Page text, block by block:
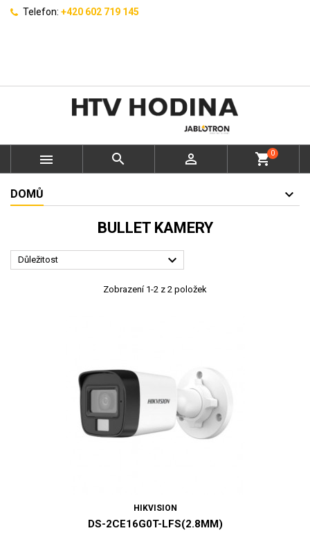
Telefon: +420 602 719 145
   shopping_cart0
DOMŮ
BULLET KAMERY
Důležitost 
Zobrazení 1-2 z 2 položek
HIKVISION
DS-2CE16G0T-LFS(2.8MM)